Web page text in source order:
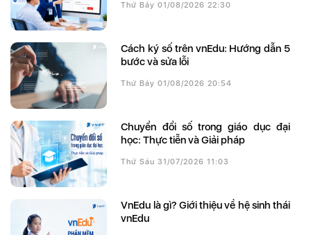
Thứ Bảy 01/08/2026 22:30
Cách ký số trên vnEdu: Hướng dẫn 5
bước và sửa lỗi
Thứ Bảy 01/08/2026 20:54
Chuyển đổi số trong giáo dục đại
học: Thực tiễn và Giải pháp
Thứ Sáu 31/07/2026 11:03
VnEdu là gì? Giới thiệu về hệ sinh thái
vnEdu